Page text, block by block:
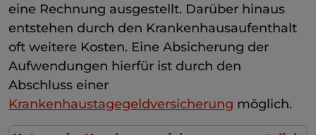
eine Rechnung ausgestellt. Darüber hinaus
entstehen durch den Krankenhausaufenthalt
oft weitere Kosten. Eine Absicherung der
Aufwendungen hierfür ist durch den
Abschluss einer
Krankenhaustagegeldversicherung möglich.